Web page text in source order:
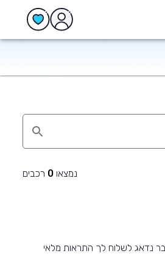
נמצאו 0 רכבים
נדאג לשלוח לך התראות מלאי